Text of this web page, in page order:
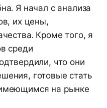
Я начал с анализа
их цены,
Кроме того, я
среди
что они
готовые стать
на рынке